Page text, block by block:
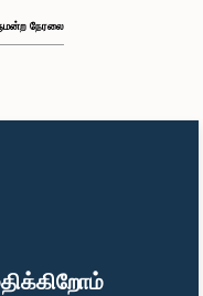
நேரலை